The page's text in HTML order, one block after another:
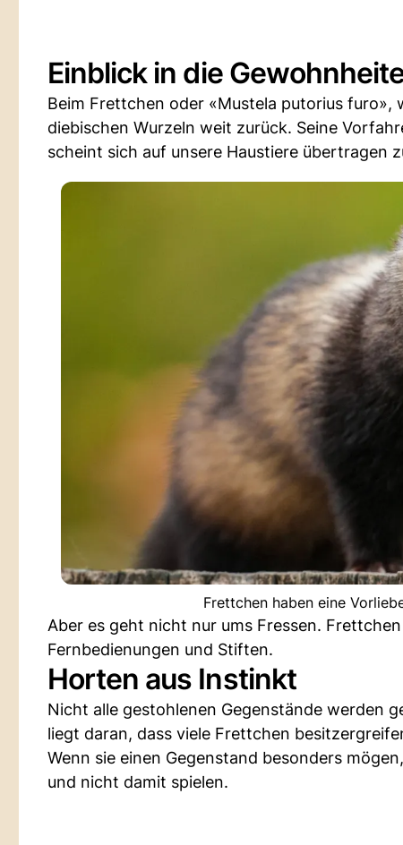
Einblick in die
Beim Frettchen oder «Mustela putorius furo»,
diebischen Wurzeln weit zurück. Seine
scheint sich auf unsere Haustiere übertragen
Frettchen haben eine
Aber es geht nicht nur ums Fressen.
Fernbedienungen und Stiften.
Horten aus Instinkt
Nicht alle gestohlenen Gegenstände werden
liegt daran, dass viele Frettchen
Wenn sie einen Gegenstand besonders
und nicht damit spielen.